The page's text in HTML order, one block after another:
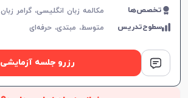
مهارت‌های زبان انگلیسی.
تخصص‌ها
سطوح‌تدریس متوسط، مبتدی،حرفه‌ای
رزرو جلسه آزمایشی